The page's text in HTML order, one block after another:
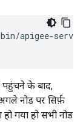
apigee-
के बाद,
नोड पर सिर्फ़
गया हो सभी नोड